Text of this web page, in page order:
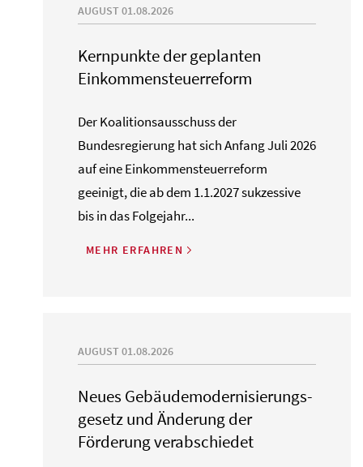
AUGUST 01.08.2026
Kernpunkte der geplanten
Einkommensteuerreform
Der Koalitionsausschuss der
Bundesregierung hat sich Anfang Juli 2026
auf eine Einkommensteuerreform
geeinigt, die ab dem 1.1.2027 sukzessive
bis in das Folgejahr...
MEHR ERFAHREN
AUGUST 01.08.2026
Neues Gebäude­moderni­sierungs­
gesetz und Änderung der
Förderung verabschiedet